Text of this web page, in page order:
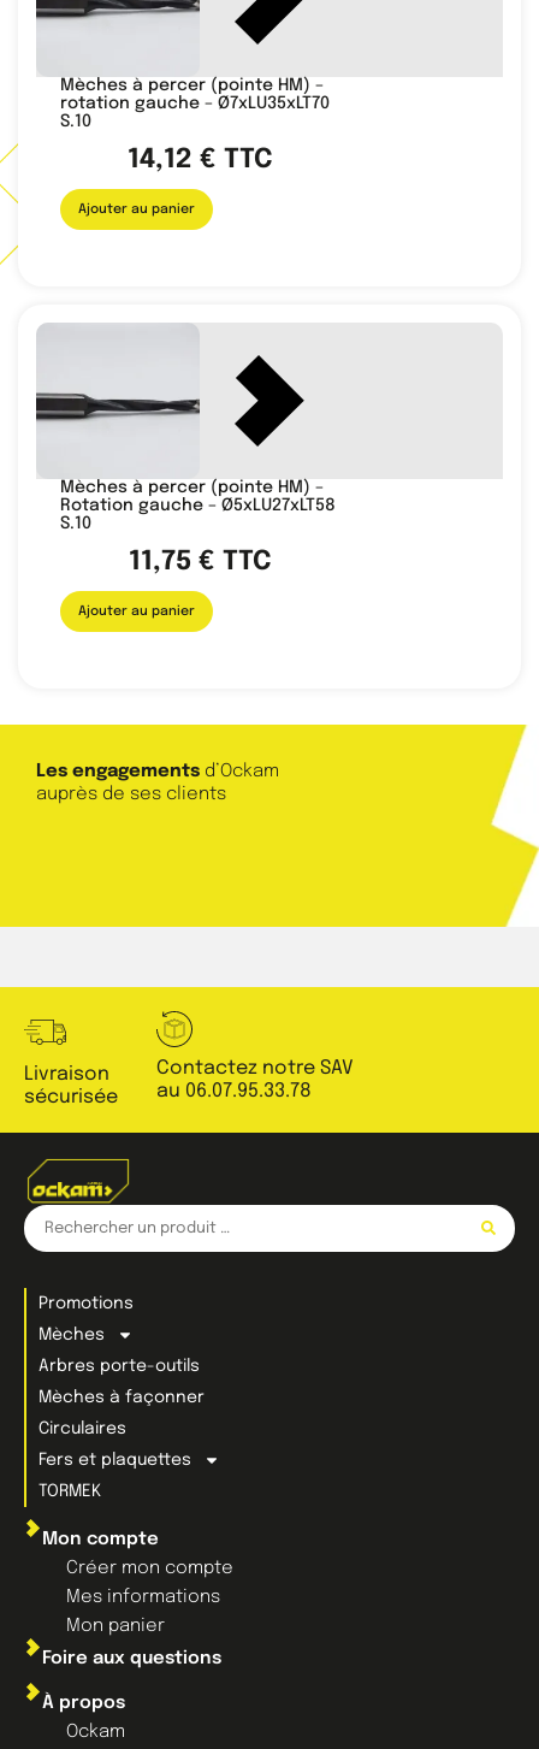
Mèches à percer (pointe HM) –
rotation gauche – Ø7xLU35xLT70
S.10
14,12 € TTC
Ajouter au panier
Mèches à percer (pointe HM) –
Rotation gauche – Ø5xLU27xLT58
S.10
11,75 € TTC
Ajouter au panier
Les engagements d’Ockam
auprès de ses clients
Livraison
sécurisée
Contactez notre SAV
au 06.07.95.33.78
À propos
Ockam
Promotions
Mèches
Arbres porte-outils
Mèches à façonner
Circulaires
Fers et plaquettes
TORMEK
Mon compte
Créer mon compte
Mes informations
Mon panier
Foire aux questions